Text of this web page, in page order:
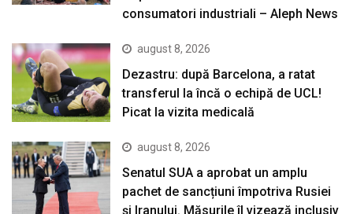
consumatori industriali – Aleph News
august 8, 2026
Dezastru: după Barcelona, a ratat
transferul la încă o echipă de UCL!
Picat la vizita medicală
august 8, 2026
Senatul SUA a aprobat un amplu
pachet de sancțiuni împotriva Rusiei
și Iranului. Măsurile îl vizează inclusiv